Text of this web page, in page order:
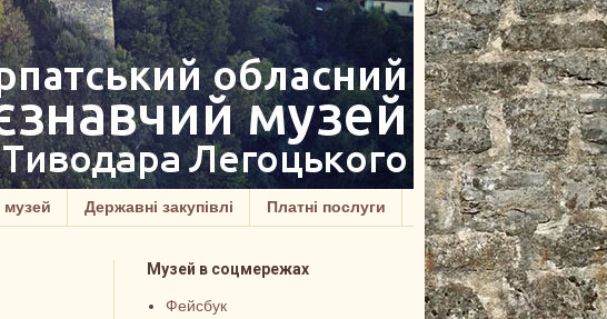
Державні закупівлі Платні послуги
Музей в соцмережах
Фейсбук